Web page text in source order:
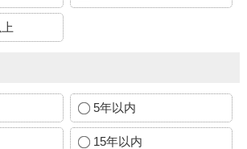
5年以内
15年以内